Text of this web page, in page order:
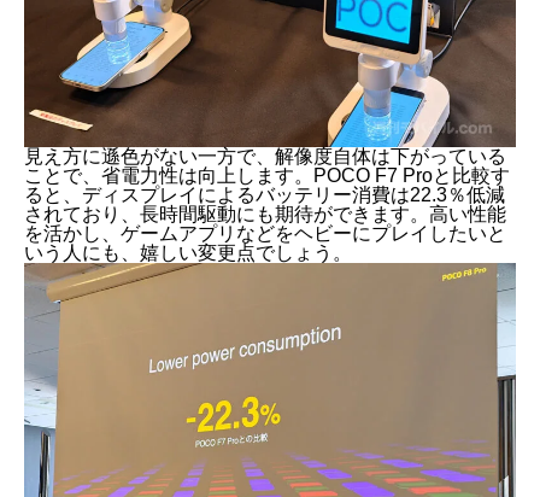
見え方に遜色がない一方で、解像度自体は下がっている
ことで、省電力性は向上します。POCO F7 Proと比較す
ると、ディスプレイによるバッテリー消費は22.3％低減
されており、長時間駆動にも期待ができます。高い性能
を活かし、ゲームアプリなどをヘビーにプレイしたいと
いう人にも、嬉しい変更点でしょう。